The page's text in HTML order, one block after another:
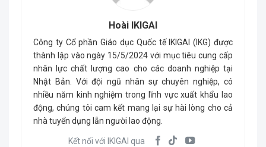
Hoài IKIGAI
Công ty Cổ phần Giáo dục Quốc tế IKIGAI (IKG) được
thành lập vào ngày 15/5/2024 với mục tiêu cung cấp
nhân lực chất lượng cao cho các doanh nghiệp tại
Nhật Bản. Với đội ngũ nhân sự chuyên nghiệp, có
nhiều năm kinh nghiệm trong lĩnh vực xuất khẩu lao
động, chúng tôi cam kết mang lại sự hài lòng cho cả
nhà tuyển dụng lẫn người lao động.
Kết nối với IKIGAI qua